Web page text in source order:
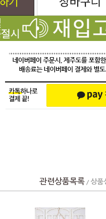
관련상품목록/ 상품